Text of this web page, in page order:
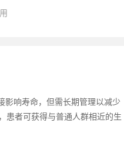
影响寿命，但需长期管理以减少
患者可获得与普通人群相近的生